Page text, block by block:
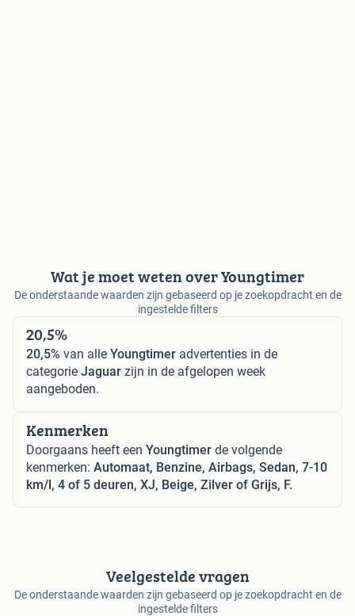
Wat je moet weten over Youngtimer
De onderstaande waarden zijn gebaseerd op je zoekopdracht en de
ingestelde filters
20,5%
20,5% van alle Youngtimer advertenties in de
categorie Jaguar zijn in de afgelopen week
aangeboden.
Kenmerken
Doorgaans heeft een Youngtimer de volgende
kenmerken: Automaat, Benzine, Airbags, Sedan, 7-10
km/l, 4 of 5 deuren, XJ, Beige, Zilver of Grijs, F.
Veelgestelde vragen
De onderstaande waarden zijn gebaseerd op je zoekopdracht en de
ingestelde filters